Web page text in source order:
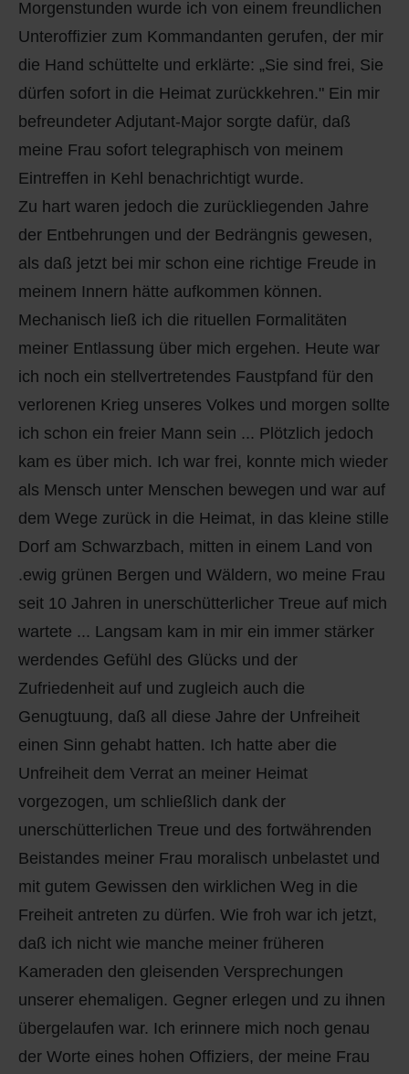
Morgenstunden wurde ich von einem freundlichen
Unteroffizier zum Kommandanten gerufen, der mir
die Hand schüttelte und erklärte: „Sie sind frei, Sie
dürfen sofort in die Heimat zurückkehren." Ein mir
befreundeter Adjutant-Major sorgte dafür, daß
meine Frau sofort telegraphisch von meinem
Eintreffen in Kehl benachrichtigt wurde.
Zu hart waren jedoch die zurückliegenden Jahre
der Entbehrungen und der Bedrängnis gewesen,
als daß jetzt bei mir schon eine richtige Freude in
meinem Innern hätte aufkommen können.
Mechanisch ließ ich die rituellen Formalitäten
meiner Entlassung über mich ergehen. Heute war
ich noch ein stellvertretendes Faustpfand für den
verlorenen Krieg unseres Volkes und morgen sollte
ich schon ein freier Mann sein ... Plötzlich jedoch
kam es über mich. Ich war frei, konnte mich wieder
als Mensch unter Menschen bewegen und war auf
dem Wege zurück in die Heimat, in das kleine stille
Dorf am Schwarzbach, mitten in einem Land von
.ewig grünen Bergen und Wäldern, wo meine Frau
seit 10 Jahren in unerschütterlicher Treue auf mich
wartete ... Langsam kam in mir ein immer stärker
werdendes Gefühl des Glücks und der
Zufriedenheit auf und zugleich auch die
Genugtuung, daß all diese Jahre der Unfreiheit
einen Sinn gehabt hatten. Ich hatte aber die
Unfreiheit dem Verrat an meiner Heimat
vorgezogen, um schließlich dank der
unerschütterlichen Treue und des fortwährenden
Beistandes meiner Frau moralisch unbelastet und
mit gutem Gewissen den wirklichen Weg in die
Freiheit antreten zu dürfen. Wie froh war ich jetzt,
daß ich nicht wie manche meiner früheren
Kameraden den gleisenden Versprechungen
unserer ehemaligen. Gegner erlegen und zu ihnen
übergelaufen war. Ich erinnere mich noch genau
der Worte eines hohen Offiziers, der meine Frau